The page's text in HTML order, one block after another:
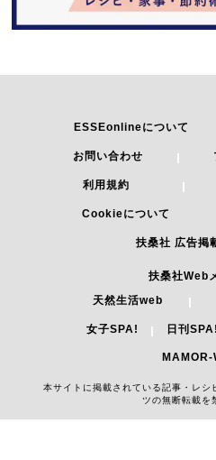
ESSEonlineについて
お問い合わせ
利用規約
Cookieについて
扶桑社 広告掲
扶桑社Web
天然生活web
女子SPA! 日刊SPA!
MAMOR-
本サイトに掲載されている記事・レシ
ツの無断転載を